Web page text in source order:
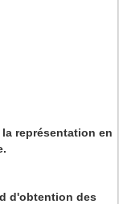
représentation en
d'obtention des